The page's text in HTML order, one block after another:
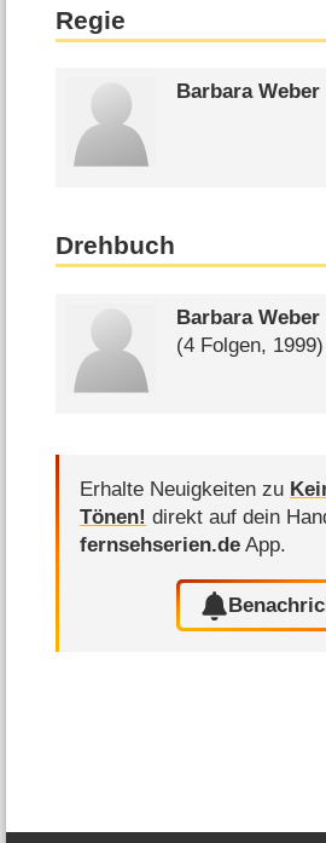
Regie
Barbara Weber
Drehbuch
Barbara Weber
(4 Folgen, 1999)
Erhalte Neuigkeiten zu
Tönen! direkt auf dein
fernsehserien.de App.